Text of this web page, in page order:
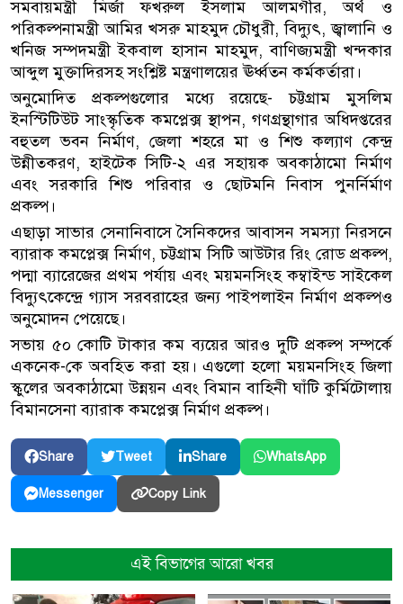
সমবায়মন্ত্রী মির্জা ফখরুল ইসলাম আলমগীর, অর্থ ও
পরিকল্পনামন্ত্রী আমির খসরু মাহমুদ চৌধুরী, বিদ্যুৎ, জ্বালানি ও
খনিজ সম্পদমন্ত্রী ইকবাল হাসান মাহমুদ, বাণিজ্যমন্ত্রী খন্দকার
আব্দুল মুক্তাদিরসহ সংশ্লিষ্ট মন্ত্রণালয়ের ঊর্ধ্বতন কর্মকর্তারা।
অনুমোদিত প্রকল্পগুলোর মধ্যে রয়েছে- চট্টগ্রাম মুসলিম
ইনস্টিটিউট সাংস্কৃতিক কমপ্লেক্স স্থাপন, গণগ্রন্থাগার অধিদপ্তরের
বহুতল ভবন নির্মাণ, জেলা শহরে মা ও শিশু কল্যাণ কেন্দ্র
উন্নীতকরণ, হাইটেক সিটি-২ এর সহায়ক অবকাঠামো নির্মাণ
এবং সরকারি শিশু পরিবার ও ছোটমনি নিবাস পুনর্নির্মাণ
প্রকল্প।
এছাড়া সাভার সেনানিবাসে সৈনিকদের আবাসন সমস্যা নিরসনে
ব্যারাক কমপ্লেক্স নির্মাণ, চট্টগ্রাম সিটি আউটার রিং রোড প্রকল্প,
পদ্মা ব্যারেজের প্রথম পর্যায় এবং ময়মনসিংহ কম্বাইন্ড সাইকেল
বিদ্যুৎকেন্দ্রে গ্যাস সরবরাহের জন্য পাইপলাইন নির্মাণ প্রকল্পও
অনুমোদন পেয়েছে।
সভায় ৫০ কোটি টাকার কম ব্যয়ের আরও দুটি প্রকল্প সম্পর্কে
একনেক-কে অবহিত করা হয়। এগুলো হলো ময়মনসিংহ জিলা
স্কুলের অবকাঠামো উন্নয়ন এবং বিমান বাহিনী ঘাঁটি কুর্মিটোলায়
বিমানসেনা ব্যারাক কমপ্লেক্স নির্মাণ প্রকল্প।
Share Tweet Share WhatsApp
Messenger Copy Link
এই বিভাগের আরো খবর